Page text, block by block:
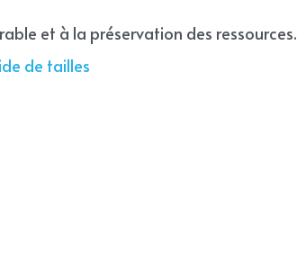
et à la préservation des ressources.
de tailles